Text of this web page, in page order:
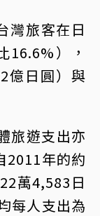
灣旅客在日
16.6%），
億日圓）與
旅遊支出亦
2011年的約
萬4,583日
每人支出為